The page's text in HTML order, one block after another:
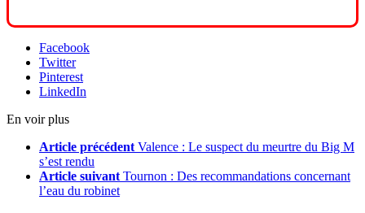
Facebook
Twitter
Pinterest
LinkedIn
En voir plus
Article précédent Valence : Le suspect du meurtre du Big M
s’est rendu
Article suivant Tournon : Des recommandations concernant
l’eau du robinet